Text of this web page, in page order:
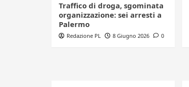
Traffico di droga, sgominata
organizzazione: sei arresti a
Palermo
Redazione PL 8 Giugno 2026 0